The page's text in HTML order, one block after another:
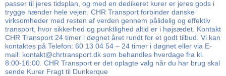
passer til jeres tidsplan, og med en dedikeret kurer er jeres gods i
trygge hænder hele vejen. CHR Transport forbinder danske
virksomheder med resten af verden gennem pålidelig og effektiv
transport, hvor sikkerhed og punktlighed altid er i højsædet. Kontakt
CHR Transport 24 timer i døgnet året rundt for et godt tilbud. Vi kan
kontaktes på Telefon: 60 13 04 54 – 24 timer i døgnet eller via E-
mail: kontakt@chrtransport.dk som behandles hverdage fra kl.
8:00-16:00. CHR Transport er det oplagte valg når du har brug skal
sende Kurer Fragt til Dunkerque